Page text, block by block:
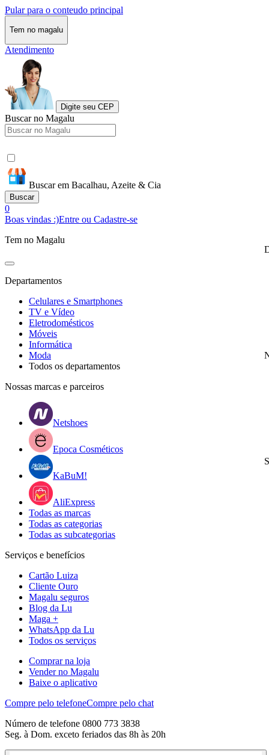
Pular para o conteudo principal
Tem no magalu
Atendimento
Digite seu CEP
Buscar no Magalu
Buscar em Bacalhau, Azeite & Cia
Buscar
0
Boas vindas :)Entre ou Cadastre-se
Tem no Magalu
Departamentos
Celulares e Smartphones
TV e Vídeo
Eletrodomésticos
Móveis
Informática
Moda
Todos os departamentos
Nossas marcas e parceiros
Netshoes
Epoca Cosméticos
KaBuM!
AliExpress
Todas as marcas
Todas as categorias
Todas as subcategorias
Serviços e benefícios
Cartão Luiza
Cliente Ouro
Magalu seguros
Blog da Lu
Maga +
WhatsApp da Lu
Todos os serviços
Comprar na loja
Vender no Magalu
Baixe o aplicativo
Compre pelo telefoneCompre pelo chat
Número de telefone 0800 773 3838
Seg. à Dom. exceto feriados das 8h às 20h